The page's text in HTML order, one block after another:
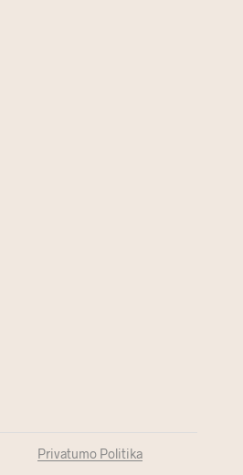
Privatumo Politika